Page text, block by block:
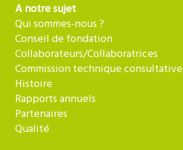
A notre sujet
Qui sommes-nous ?
Conseil de fondation
Collaborateurs/Collaboratrices
Commission technique consultative
Histoire
Rapports annuels
Partenaires
Qualité